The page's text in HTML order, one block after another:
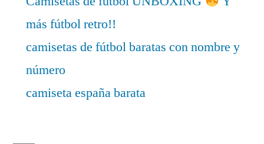
más fútbol retro!!
camisetas de fútbol baratas con nombre y
número
camiseta españa barata